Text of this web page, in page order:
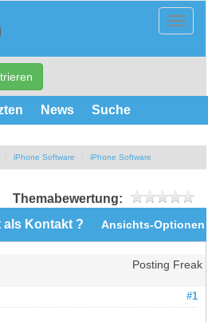
News Suche
iPhone Software iPhone Software
Themabewertung:
Ansichts-Optionen
als Kontakt ?
Posting Freak
#1